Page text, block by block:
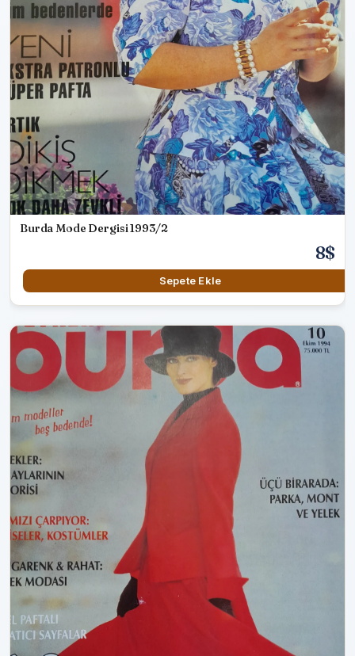
Burda Mode Dergisi 1993/2
8$
Sepete Ekle